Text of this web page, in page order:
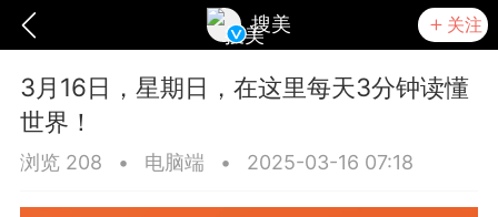
搜美 关注
3月16日，星期日，在这里每天3分钟读懂
世界！
浏览 208 • 电脑端 • 2025-03-16 07:18